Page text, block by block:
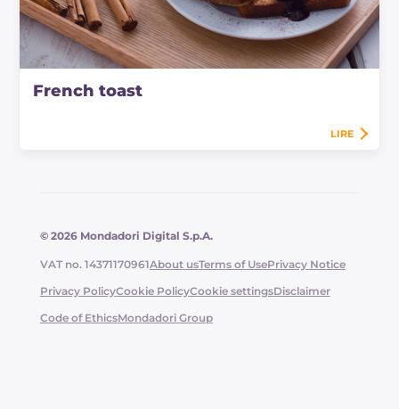
French toast
LIRE
© 2026 Mondadori Digital S.p.A.
VAT no. 14371170961About usTerms of UsePrivacy Notice
Privacy PolicyCookie PolicyCookie settingsDisclaimer
Code of EthicsMondadori Group